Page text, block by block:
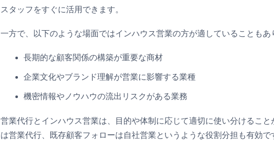
スタッフをすぐに活用できます。
一方で、以下のような場面ではインハウス営業の方が適していることもあ
長期的な顧客関係の構築が重要な商材
企業文化やブランド理解が営業に影響する業種
機密情報やノウハウの流出リスクがある業務
営業代行とインハウス営業は、目的や体制に応じて適切に使い分けるこ
は営業代行、既存顧客フォローは自社営業というような役割分担も有効で